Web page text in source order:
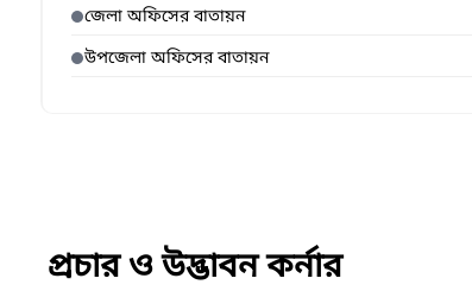
জেলা অফিসের বাতায়ন
উপজেলা অফিসের বাতায়ন
প্রচার ও উদ্ভাবন কর্নার